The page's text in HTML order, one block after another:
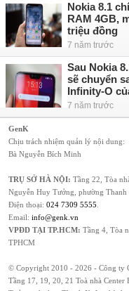
Nokia 8.1
RAM 4GB,
triệu đồng
7 năm trước
Sau Nokia
sẽ chuyển
Infinity-O
7 năm trước
GenK
Chịu trách nhiệm quản lý nội dung:
Bà Nguyễn Bích Minh
TRỤ SỞ HÀ NỘI: Tầng 22, Tòa
Nguyễn Huy Tưởng, phường Thanh
Điện thoại: 024 7309 5555
Email: info@genk.vn
VPĐD TẠI TP.HCM: Tầng 4, Tòa
TPHCM
© Copyright 2010 - 2026 - Công ty
Tầng 17, 19, 20, 21 Toà nhà